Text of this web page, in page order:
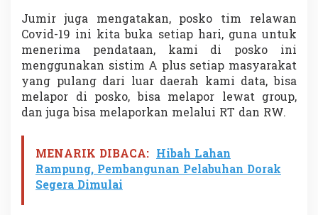
Jumir juga mengatakan, posko tim relawan
Covid-19 ini kita buka setiap hari, guna untuk
menerima pendataan, kami di posko ini
menggunakan sistim A plus setiap masyarakat
yang pulang dari luar daerah kami data, bisa
melapor di posko, bisa melapor lewat group,
dan juga bisa melaporkan melalui RT dan RW.
MENARIK DIBACA: Hibah Lahan
Rampung, Pembangunan Pelabuhan Dorak
Segera Dimulai